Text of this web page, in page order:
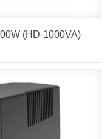
(HD-1000VA)